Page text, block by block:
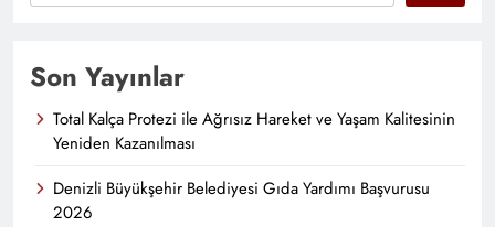
Son Yayınlar
Total Kalça Protezi ile Ağrısız Hareket ve Yaşam Kalitesinin
Yeniden Kazanılması
Denizli Büyükşehir Belediyesi Gıda Yardımı Başvurusu
2026